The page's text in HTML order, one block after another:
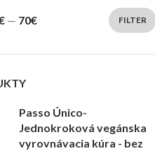
FILTER
— 70€
Passo Único-
Jednokroková vegánska
vyrovnávacia kúra - bez